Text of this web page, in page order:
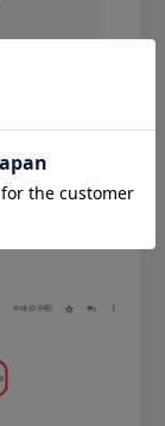
を押しま